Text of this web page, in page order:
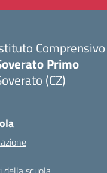
Primo
(CZ)